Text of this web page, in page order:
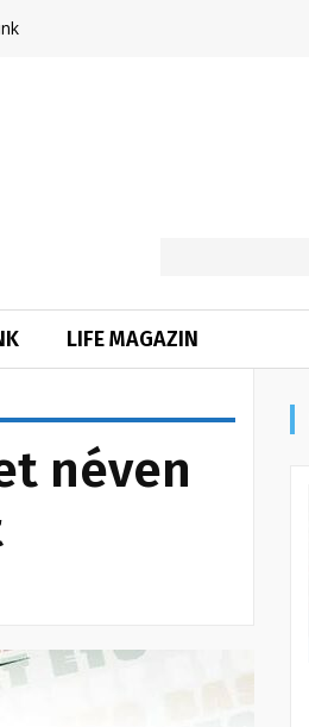
LIFE MAGAZIN
néven